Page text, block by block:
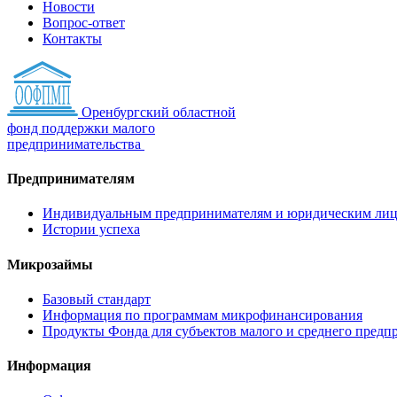
Новости
Вопрос-ответ
Контакты
Оренбургский областной
фонд поддержки малого
предпринимательства
Предпринимателям
Индивидуальным предпринимателям и юридическим
Истории успеха
Микрозаймы
Базовый стандарт
Информация по программам микрофинансирования
Продукты Фонда для субъектов малого и среднего
Информация